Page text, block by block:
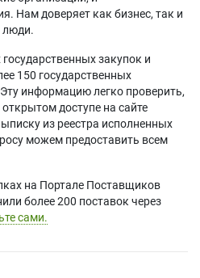
Нам доверяет как бизнес, так и
люди.
закупок и
150 государственных
информацию легко проверить,
доступе на сайте
из реестра исполненных
можем предоставить всем
на Портале Поставщиков
более 200 поставок через
сами.